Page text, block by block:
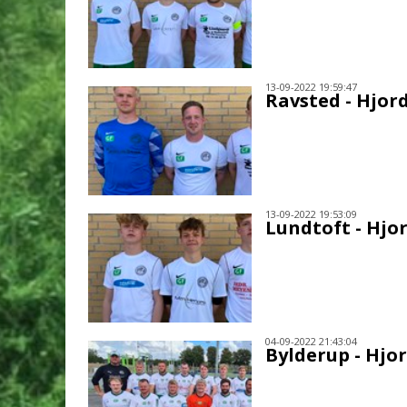
13-09-2022 19:59:47
Ravsted -
13-09-2022 19:53:09
Lundtoft -
04-09-2022 21:43:04
Bylderup -